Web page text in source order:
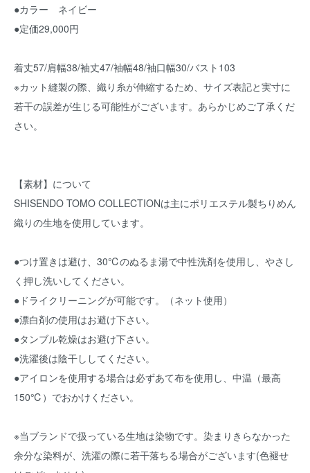
●カラー ネイビー
●定価29,000円
着丈57/肩幅38/袖丈47/袖幅48/袖口幅30/バスト103
※カット縫製の際、織り糸が伸縮するため、サイズ表記と実寸に
若干の誤差が生じる可能性がございます。あらかじめご了承くだ
さい。
【素材】について
SHISENDO TOMO COLLECTIONは主にポリエステル製ちりめん
織りの生地を使用しています。
●つけ置きは避け、30℃のぬるま湯で中性洗剤を使用し、やさし
く押し洗いしてください。
●ドライクリーニングが可能です。（ネット使用）
●漂白剤の使用はお避け下さい。
●タンブル乾燥はお避け下さい。
●洗濯後は陰干ししてください。
●アイロンを使用する場合は必ずあて布を使用し、中温（最高
150℃）でおかけください。
※当ブランドで扱っている生地は染物です。染まりきらなかった
余分な染料が、洗濯の際に若干落ちる場合がございます(色褪せ